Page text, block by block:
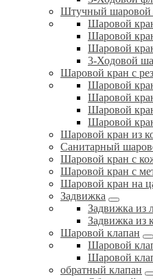
Штучный шаровой
Шаровой
Шаровой
Шаровой
3-Ходовой
Шаровой кран с
Шаровой
Шаровой
Шаровой
Шаровой
Шаровой кран из
Санитарный
Шаровой кран с
Шаровой кран с
Шаровой кран на
Задвижка
Задвижка из
Задвижка из
Шаровой клапан
Шаровой
Шаровой
обратный клапан